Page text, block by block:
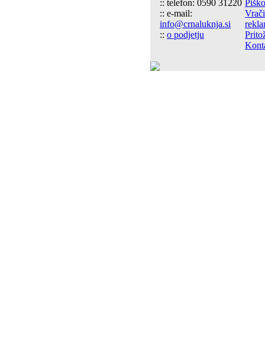
:: telefon: 0590 31220
:: e-mail:
info@crnaluknja.si
:: o podjetju